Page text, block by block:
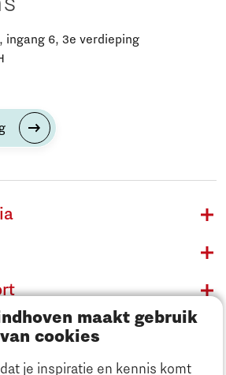
maakt gebruik
van cookies
je inspiratie en kennis komt
ingang 6, 3e verdieping